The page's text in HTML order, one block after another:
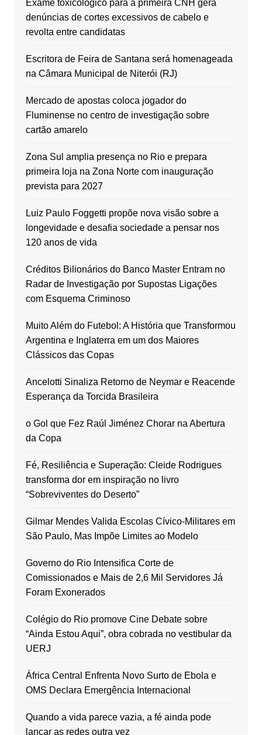
Exame toxicológico para a primeira CNH gera
denúncias de cortes excessivos de cabelo e
revolta entre candidatas
Escritora de Feira de Santana será homenageada
na Câmara Municipal de Niterói (RJ)
Mercado de apostas coloca jogador do
Fluminense no centro de investigação sobre
cartão amarelo
Zona Sul amplia presença no Rio e prepara
primeira loja na Zona Norte com inauguração
prevista para 2027
Luiz Paulo Foggetti propõe nova visão sobre a
longevidade e desafia sociedade a pensar nos
120 anos de vida
Créditos Bilionários do Banco Master Entram no
Radar de Investigação por Supostas Ligações
com Esquema Criminoso
Muito Além do Futebol: A História que Transformou
Argentina e Inglaterra em um dos Maiores
Clássicos das Copas
Ancelotti Sinaliza Retorno de Neymar e Reacende
Esperança da Torcida Brasileira
o Gol que Fez Raúl Jiménez Chorar na Abertura
da Copa
Fé, Resiliência e Superação: Cleide Rodrigues
transforma dor em inspiração no livro
“Sobreviventes do Deserto”
Gilmar Mendes Valida Escolas Cívico-Militares em
São Paulo, Mas Impõe Limites ao Modelo
Governo do Rio Intensifica Corte de
Comissionados e Mais de 2,6 Mil Servidores Já
Foram Exonerados
Colégio do Rio promove Cine Debate sobre
“Ainda Estou Aqui”, obra cobrada no vestibular da
UERJ
África Central Enfrenta Novo Surto de Ebola e
OMS Declara Emergência Internacional
Quando a vida parece vazia, a fé ainda pode
lançar as redes outra vez